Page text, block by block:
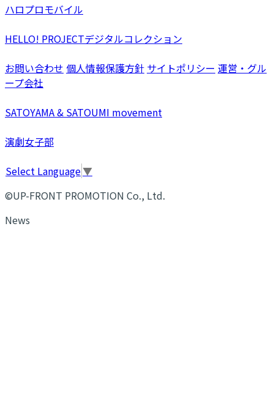
ハロプロモバイル
HELLO! PROJECTデジタルコレクション
お問い合わせ 個人情報保護方針 サイトポリシー 運営・グル
ープ会社
SATOYAMA & SATOUMI movement
演劇女子部
Select Language▼
©UP-FRONT PROMOTION Co., Ltd.
News